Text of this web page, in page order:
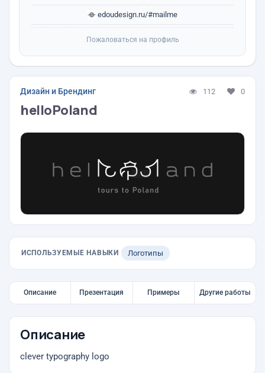
edoudesign.ru/#mailme
Пожаловаться на профиль
Дизайн и Брендинг 112 0
helloPoland
ИСПОЛЬЗУЕМЫЕ НАВЫКИ Логотипы
Описание Презентация Примеры Другие работы
Описание
clever typography logo